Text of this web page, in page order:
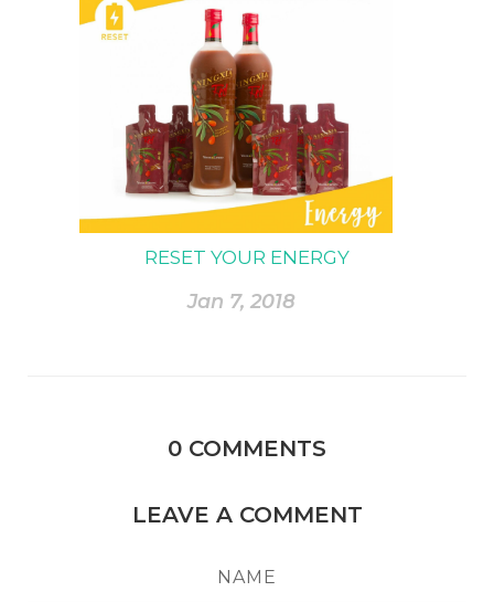
RESET YOUR ENERGY
Jan 7, 2018
0 COMMENTS
LEAVE A COMMENT
NAME